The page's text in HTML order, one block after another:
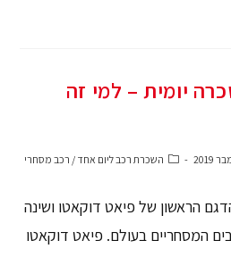
יומית – למי זה
השכרת רכב ליום אחד / רכב מסחרי
1981 הופיע הדגם הראשון של פיאט דוקאטו ושינה
המסחריים בעולם. פיאט דוקאטו